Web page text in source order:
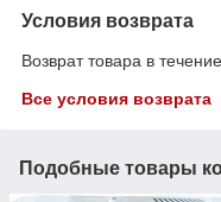
Условия возврата
Возврат товара в
Все условия возврата
Подобные товары